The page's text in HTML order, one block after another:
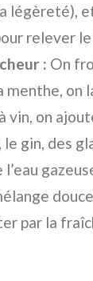
légèreté),
relever
: On
on
vin, on
gin, des
par la